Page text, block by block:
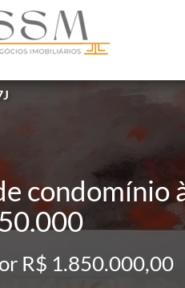
condomínio
R$ 1.850.000,00